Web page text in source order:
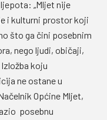
„Mljet nije
i kulturni prostor koji
što ga čini posebnim
nego ljudi, običaji,
koju
ne ostane u
Općine Mljet,
posebnu